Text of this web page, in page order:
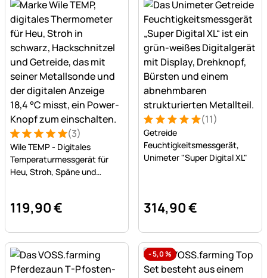
Bewertung: 5 von 5 (3 Bewertungen)
3 Bewertungen
(3)
Wile TEMP - Digitales
Temperaturmessgerät für
Heu, Stroh, Späne und
119,90€
Bewertung: 5 von 5 (11
11 Bewertungen
(11)
Getreide
Feuchtigkeitsmessgerät,
Unimeter "Super Digital XL"
314,90€
-5,0%